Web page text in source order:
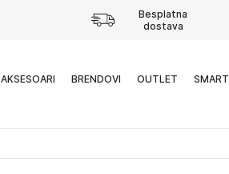
Besplatna
dostava
AKSESOARI BRENDOVI OUTLET SMART